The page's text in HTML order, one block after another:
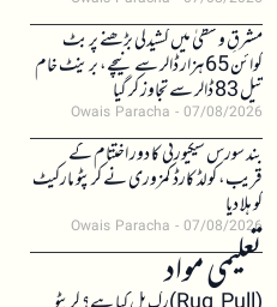
مشرقِ وسطیٰ میں کشیدگی بڑھنے پر بٹ
کوائن 65 ہزار ڈالر سے نیچے، برینٹ خام
تیل 83 ڈالر سے تجاوز کر گیا
Owais Paracha 07/08/2026
بند سورس سیکیورٹی کا دور اختتام کے
قریب، کولڈ کارڈ کمزوری نے کرپٹو مارکیٹ
کو ہلا دیا
Owais Paracha 07/08/2026
تعلیمی مواد